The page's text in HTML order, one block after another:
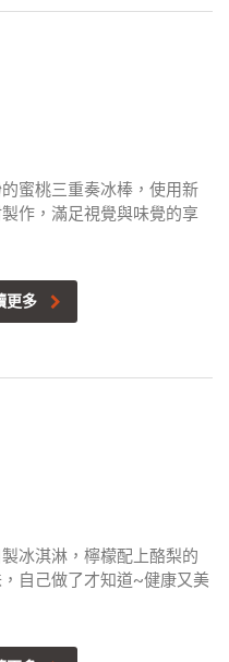
蜜桃三重奏冰棒，使用新
作，滿足視覺與味覺的享
更多
冰淇淋，檸檬配上酪梨的
自己做了才知道~健康又美